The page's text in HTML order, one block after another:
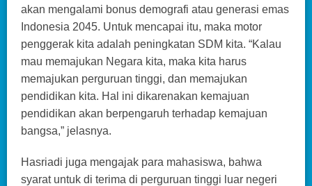
akan mengalami bonus demografi atau generasi emas
Indonesia 2045. Untuk mencapai itu, maka motor
penggerak kita adalah peningkatan SDM kita. “Kalau
mau memajukan Negara kita, maka kita harus
memajukan perguruan tinggi, dan memajukan
pendidikan kita. Hal ini dikarenakan kemajuan
pendidikan akan berpengaruh terhadap kemajuan
bangsa,” jelasnya.
Hasriadi juga mengajak para mahasiswa, bahwa
syarat untuk di terima di perguruan tinggi luar negeri